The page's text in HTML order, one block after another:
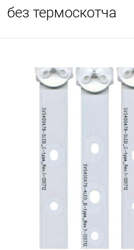
без термоскотча